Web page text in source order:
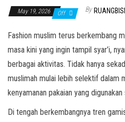
May 19, 2026 Off By
Fashion muslim terus berkembang
masa kini yang ingin tampil syar’i,
berbagai aktivitas. Tidak hanya
muslimah mulai lebih selektif dalam
kenyamanan pakaian yang digunakan
Di tengah berkembangnya tren